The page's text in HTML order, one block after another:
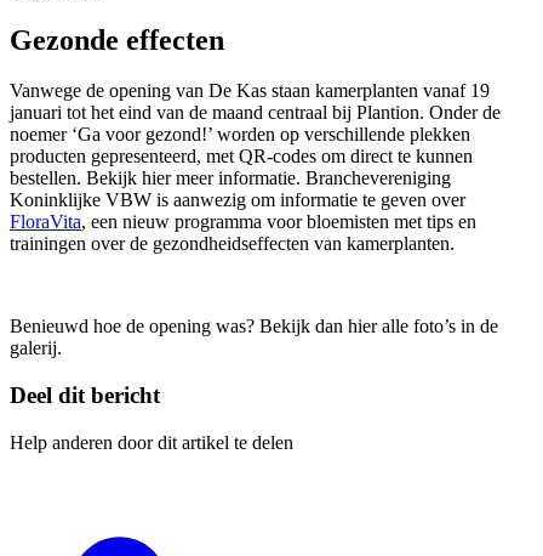
Gezonde effecten
Vanwege de opening van De Kas staan kamerplanten vanaf 19
januari tot het eind van de maand centraal bij Plantion. Onder de
noemer ‘Ga voor gezond!’ worden op verschillende plekken
producten gepresenteerd, met QR-codes om direct te kunnen
bestellen. Bekijk hier meer informatie. Branchevereniging
Koninklijke VBW is aanwezig om informatie te geven over
FloraVita, een nieuw programma voor bloemisten met tips en
trainingen over de gezondheidseffecten van kamerplanten.
Benieuwd hoe de opening was? Bekijk dan hier alle foto’s in de
galerij.
Deel dit bericht
Help anderen door dit artikel te delen